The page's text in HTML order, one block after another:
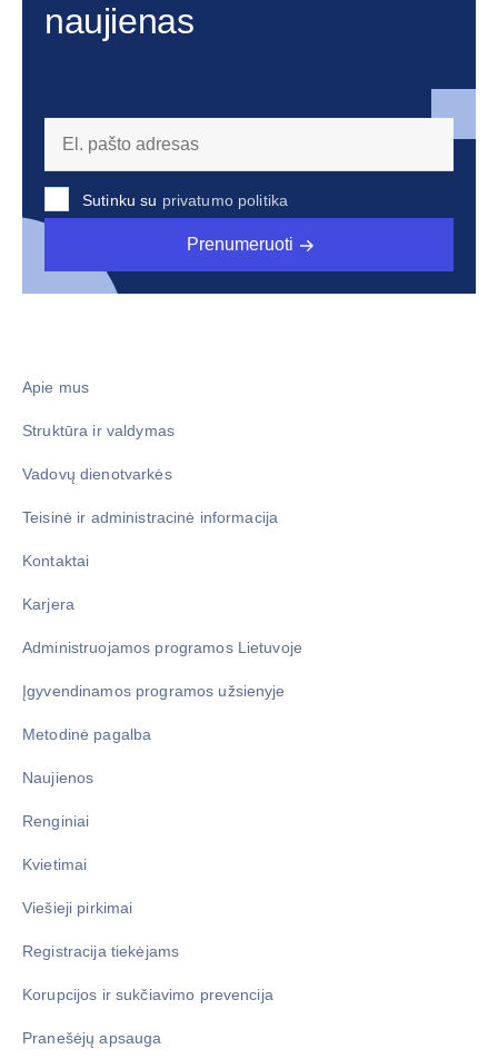
naujienas
Sutinku su privatumo politika
Prenumeruoti
Apie mus
Struktūra ir valdymas
Vadovų dienotvarkės
Teisinė ir administracinė informacija
Kontaktai
Karjera
Administruojamos programos Lietuvoje
Įgyvendinamos programos užsienyje
Metodinė pagalba
Naujienos
Renginiai
Kvietimai
Viešieji pirkimai
Registracija tiekėjams
Korupcijos ir sukčiavimo prevencija
Pranešėjų apsauga